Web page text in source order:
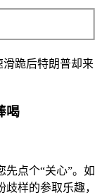
滑跪后特朗普却来
喝
点个“关心”。如
样的参取乐趣，